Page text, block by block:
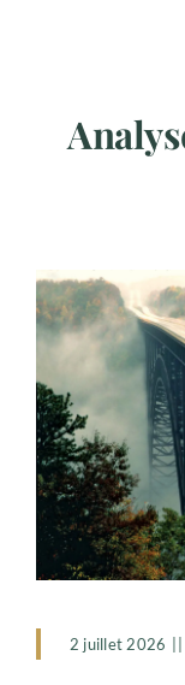
2 juillet 2026 ||